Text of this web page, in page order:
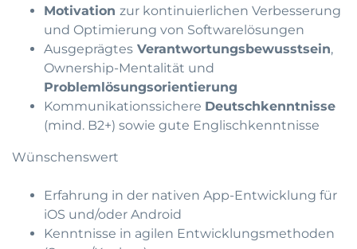
Motivation zur kontinuierlichen Verbesserung
und Optimierung von Softwarelösungen
Ausgeprägtes Verantwortungsbewusstsein,
Ownership-Mentalität und
Problemlösungsorientierung
Kommunikationssichere Deutschkenntnisse
(mind. B2+) sowie gute Englischkenntnisse
Wünschenswert
Erfahrung in der nativen App-Entwicklung für
iOS und/oder Android
Kenntnisse in agilen Entwicklungsmethoden